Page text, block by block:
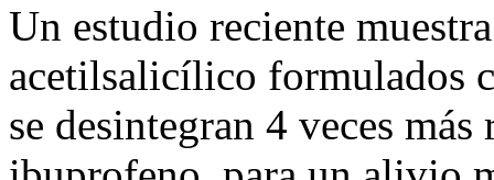
Un estudio reciente
acetilsalicílico formulados
se desintegran 4 veces